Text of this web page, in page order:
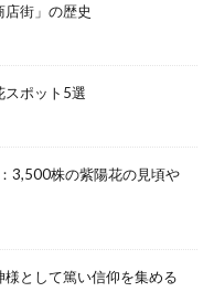
街」の歴史
スポット5選
3,500株の紫陽花の見頃や
様として篤い信仰を集める